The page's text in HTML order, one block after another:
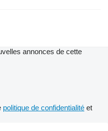
annonces de cette
politique de confidentialité et